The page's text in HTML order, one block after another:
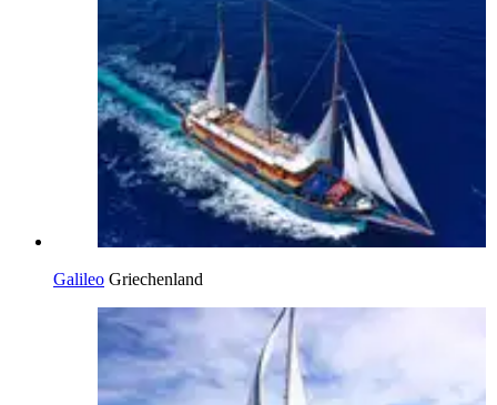
Galileo Griechenland